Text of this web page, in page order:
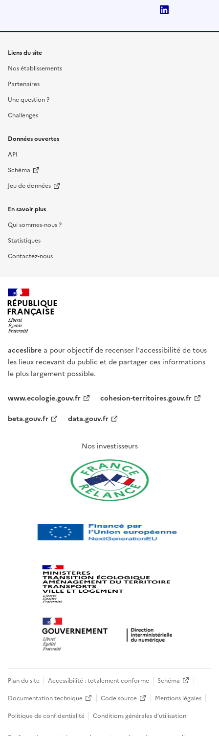
Liens du site
Nos établissements
Partenaires
Une question ?
Challenges
Données ouvertes
API
Schéma
Jeu de données
En savoir plus
Qui sommes-nous ?
Statistiques
Contactez-nous
RÉPUBLIQUE
FRANÇAISE
acceslibre a pour objectif de recenser l'accessibilité de tous
les lieux recevant du public et de partager ces informations
le plus largement possible.
www.ecologie.gouv.fr
cohesion-territoires.gouv.fr
beta.gouv.fr
data.gouv.fr
Nos investisseurs
Plan du site Accessibilité : totalement conforme
Schéma
Documentation technique
Code source
Mentions légales
Politique de confidentialité
Conditions générales d’utilisation